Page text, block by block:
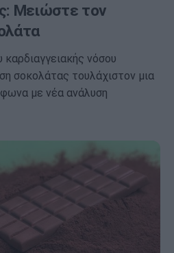
Μειώστε τον
νόσου
σοκολάτας τουλάχιστον μια
με νέα ανάλυση